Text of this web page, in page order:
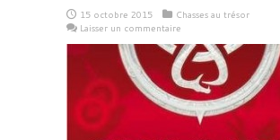
15 octobre 2015
Chasses au trésor
Laisser un commentaire